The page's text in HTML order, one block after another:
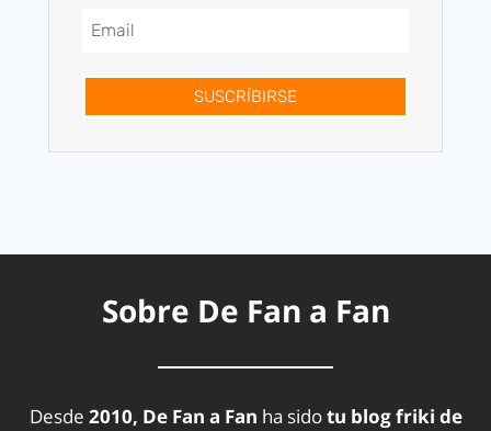
SUSCRÍBIRSE
Sobre De Fan a Fan
Desde 2010, De Fan a Fan ha sidotu blog friki de